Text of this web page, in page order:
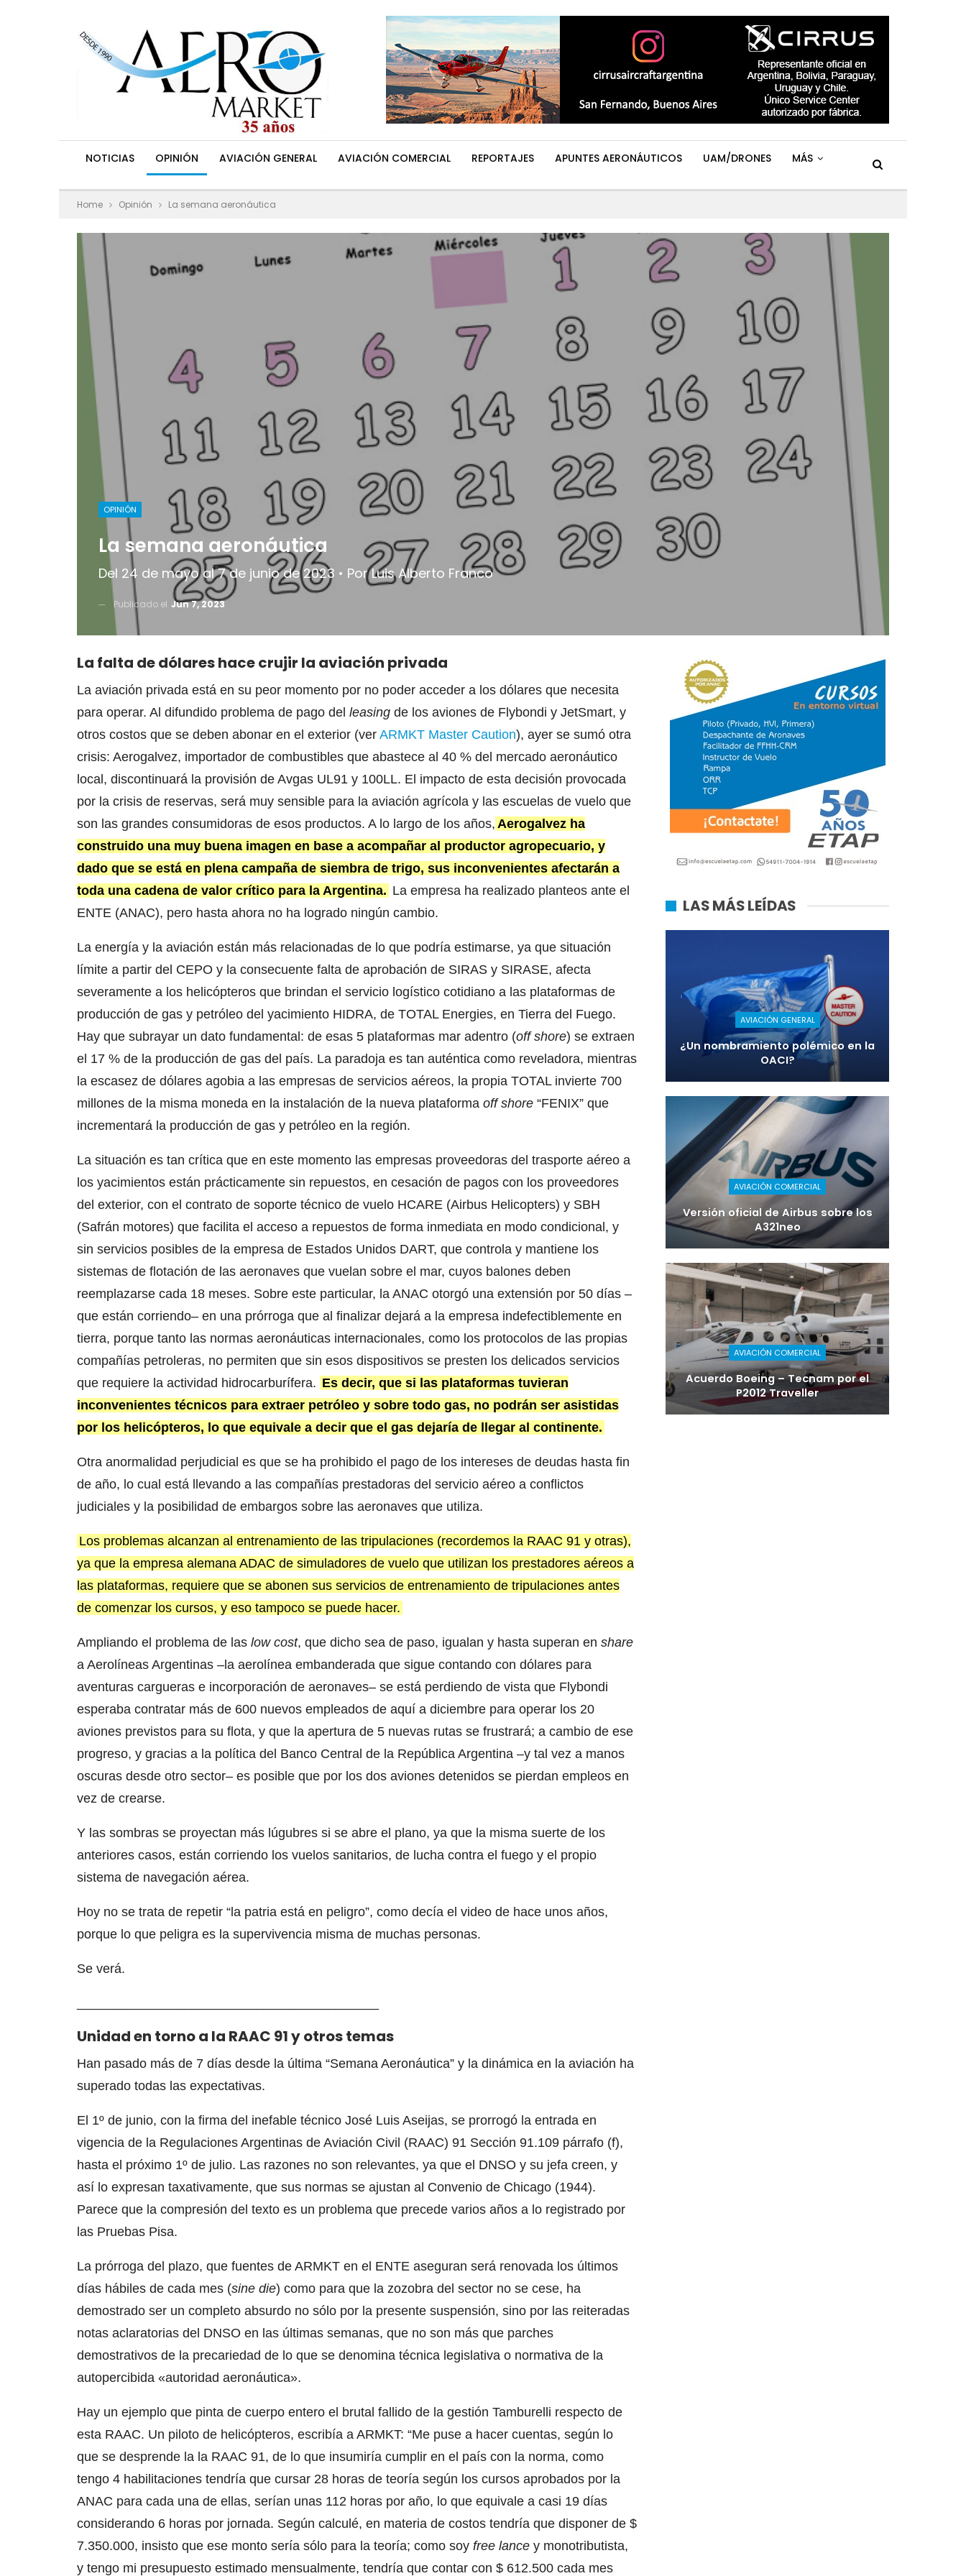
NOTICIAS OPINIÓN AVIACIÓN GENERAL AVIACIÓN COMERCIAL REPORTAJES APUNTES AERONÁUTICOS UAM/DRONES MÁS
Home Opinión La semana aeronáutica
OPINIÓN
La semana aeronáutica
Del 24 de mayo al 7 de junio de 2023 • Por Luis Alberto Franco
Publicado el Jun 7, 2023
La falta de dólares hace crujir la aviación privada
La aviación privada está en su peor momento por no poder acceder a los dólares que necesita
para operar. Al difundido problema de pago del leasing de los aviones de Flybondi y JetSmart, y
otros costos que se deben abonar en el exterior (ver ARMKT Master Caution), ayer se sumó otra
crisis: Aerogalvez, importador de combustibles que abastece al 40 % del mercado aeronáutico
local, discontinuará la provisión de Avgas UL91 y 100LL. El impacto de esta decisión provocada
por la crisis de reservas, será muy sensible para la aviación agrícola y las escuelas de vuelo que
son las grandes consumidoras de esos productos. A lo largo de los años, Aerogalvez ha
construido una muy buena imagen en base a acompañar al productor agropecuario, y
dado que se está en plena campaña de siembra de trigo, sus inconvenientes afectarán a
toda una cadena de valor crítico para la Argentina. La empresa ha realizado planteos ante el
ENTE (ANAC), pero hasta ahora no ha logrado ningún cambio.
La energía y la aviación están más relacionadas de lo que podría estimarse, ya que situación
límite a partir del CEPO y la consecuente falta de aprobación de SIRAS y SIRASE, afecta
severamente a los helicópteros que brindan el servicio logístico cotidiano a las plataformas de
producción de gas y petróleo del yacimiento HIDRA, de TOTAL Energies, en Tierra del Fuego.
Hay que subrayar un dato fundamental: de esas 5 plataformas mar adentro (off shore) se extraen
el 17 % de la producción de gas del país. La paradoja es tan auténtica como reveladora, mientras
la escasez de dólares agobia a las empresas de servicios aéreos, la propia TOTAL invierte 700
millones de la misma moneda en la instalación de la nueva plataforma off shore “FENIX” que
incrementará la producción de gas y petróleo en la región.
La situación es tan crítica que en este momento las empresas proveedoras del trasporte aéreo a
los yacimientos están prácticamente sin repuestos, en cesación de pagos con los proveedores
del exterior, con el contrato de soporte técnico de vuelo HCARE (Airbus Helicopters) y SBH
(Safrán motores) que facilita el acceso a repuestos de forma inmediata en modo condicional, y
sin servicios posibles de la empresa de Estados Unidos DART, que controla y mantiene los
sistemas de flotación de las aeronaves que vuelan sobre el mar, cuyos balones deben
reemplazarse cada 18 meses. Sobre este particular, la ANAC otorgó una extensión por 50 días –
que están corriendo– en una prórroga que al finalizar dejará a la empresa indefectiblemente en
tierra, porque tanto las normas aeronáuticas internacionales, como los protocolos de las propias
compañías petroleras, no permiten que sin esos dispositivos se presten los delicados servicios
que requiere la actividad hidrocarburífera. Es decir, que si las plataformas tuvieran
inconvenientes técnicos para extraer petróleo y sobre todo gas, no podrán ser asistidas
por los helicópteros, lo que equivale a decir que el gas dejaría de llegar al continente.
Otra anormalidad perjudicial es que se ha prohibido el pago de los intereses de deudas hasta fin
de año, lo cual está llevando a las compañías prestadoras del servicio aéreo a conflictos
judiciales y la posibilidad de embargos sobre las aeronaves que utiliza.
Los problemas alcanzan al entrenamiento de las tripulaciones (recordemos la RAAC 91 y otras),
ya que la empresa alemana ADAC de simuladores de vuelo que utilizan los prestadores aéreos a
las plataformas, requiere que se abonen sus servicios de entrenamiento de tripulaciones antes
de comenzar los cursos, y eso tampoco se puede hacer.
Ampliando el problema de las low cost, que dicho sea de paso, igualan y hasta superan en share
a Aerolíneas Argentinas –la aerolínea embanderada que sigue contando con dólares para
aventuras cargueras e incorporación de aeronaves– se está perdiendo de vista que Flybondi
esperaba contratar más de 600 nuevos empleados de aquí a diciembre para operar los 20
aviones previstos para su flota, y que la apertura de 5 nuevas rutas se frustrará; a cambio de ese
progreso, y gracias a la política del Banco Central de la República Argentina –y tal vez a manos
oscuras desde otro sector– es posible que por los dos aviones detenidos se pierdan empleos en
vez de crearse.
Y las sombras se proyectan más lúgubres si se abre el plano, ya que la misma suerte de los
anteriores casos, están corriendo los vuelos sanitarios, de lucha contra el fuego y el propio
sistema de navegación aérea.
Hoy no se trata de repetir “la patria está en peligro”, como decía el video de hace unos años,
porque lo que peligra es la supervivencia misma de muchas personas.
Se verá.
Unidad en torno a la RAAC 91 y otros temas
Han pasado más de 7 días desde la última “Semana Aeronáutica” y la dinámica en la aviación ha
superado todas las expectativas.
El 1º de junio, con la firma del inefable técnico José Luis Aseijas, se prorrogó la entrada en
vigencia de la Regulaciones Argentinas de Aviación Civil (RAAC) 91 Sección 91.109 párrafo (f),
hasta el próximo 1º de julio. Las razones no son relevantes, ya que el DNSO y su jefa creen, y
así lo expresan taxativamente, que sus normas se ajustan al Convenio de Chicago (1944).
Parece que la compresión del texto es un problema que precede varios años a lo registrado por
las Pruebas Pisa.
La prórroga del plazo, que fuentes de ARMKT en el ENTE aseguran será renovada los últimos
días hábiles de cada mes (sine die) como para que la zozobra del sector no se cese, ha
demostrado ser un completo absurdo no sólo por la presente suspensión, sino por las reiteradas
notas aclaratorias del DNSO en las últimas semanas, que no son más que parches
demostrativos de la precariedad de lo que se denomina técnica legislativa o normativa de la
autopercibida «autoridad aeronáutica».
Hay un ejemplo que pinta de cuerpo entero el brutal fallido de la gestión Tamburelli respecto de
esta RAAC. Un piloto de helicópteros, escribía a ARMKT: “Me puse a hacer cuentas, según lo
que se desprende la la RAAC 91, de lo que insumiría cumplir en el país con la norma, como
tengo 4 habilitaciones tendría que cursar 28 horas de teoría según los cursos aprobados por la
ANAC para cada una de ellas, serían unas 112 horas por año, lo que equivale a casi 19 días
considerando 6 horas por jornada. Según calculé, en materia de costos tendría que disponer de $
7.350.000, insisto que ese monto sería sólo para la teoría; como soy free lance y monotributista,
y tengo mi presupuesto estimado mensualmente, tendría que contar con $ 612.500 cada mes
LAS MÁS LEÍDAS
AVIACIÓN GENERAL
¿Un nombramiento polémico en la
OACI?
AVIACIÓN COMERCIAL
Versión oficial de Airbus sobre los
A321neo
AVIACIÓN COMERCIAL
Acuerdo Boeing – Tecnam por el
P2012 Traveller